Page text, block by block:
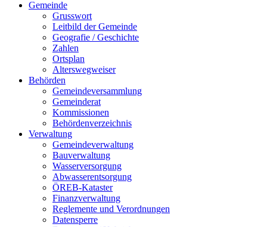
Gemeinde
Grusswort
Leitbild der Gemeinde
Geografie / Geschichte
Zahlen
Ortsplan
Alterswegweiser
Behörden
Gemeindeversammlung
Gemeinderat
Kommissionen
Behördenverzeichnis
Verwaltung
Gemeindeverwaltung
Bauverwaltung
Wasserversorgung
Abwasserentsorgung
ÖREB-Kataster
Finanzverwaltung
Reglemente und Verordnungen
Datensperre